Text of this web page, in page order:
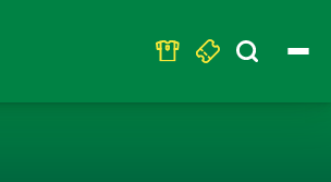
Search
for: